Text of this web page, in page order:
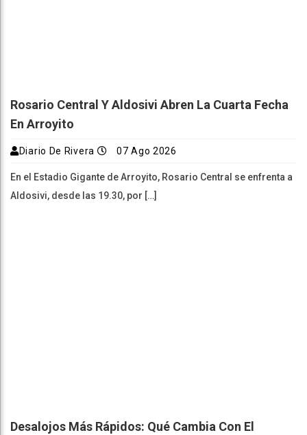
Rosario Central Y Aldosivi Abren La Cuarta Fecha
En Arroyito
Diario De Rivera 07 Ago 2026
En el Estadio Gigante de Arroyito, Rosario Central se enfrenta a
Aldosivi, desde las 19.30, por […]
Desalojos Más Rápidos: Qué Cambia Con El